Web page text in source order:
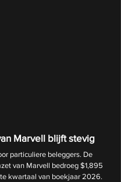
Marvell blijft stevig
particuliere beleggers. De
van Marvell bedroeg $1,895
kwartaal van boekjaar 2026.